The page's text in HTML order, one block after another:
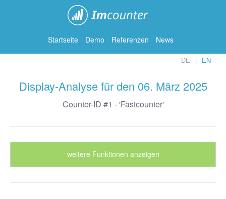
Startseite Demo Referenzen News
DE EN
Display-Analyse für den 06. März 2025
Counter-ID #1 - 'Fastcounter'
weitere Funktionen anzeigen